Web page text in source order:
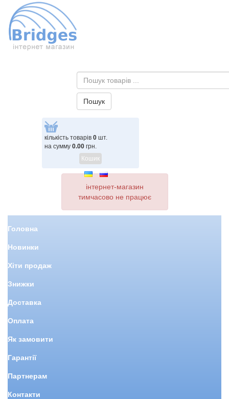
кількість товарів 0 шт.
на сумму 0.00 грн.
Кошик
інтернет-магазин
тимчасово не працює
Головна
Новинки
Хіти продаж
Знижки
Доставка
Оплата
Як замовити
Гарантії
Партнерам
Контакти